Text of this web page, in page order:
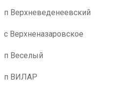
п Верхневеденеевский
с Верхненазаровское
п Веселый
п ВИЛАР